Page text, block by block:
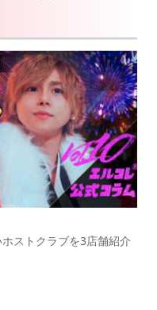
ストクラブを3店舗紹介